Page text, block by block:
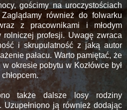
gościmy na uroczystościach
również do folwarku
z pracownikami i młodym
rolniczej profesji. Uwagę zwraca
i skrupulatność z jaką autor
pałacu. Warto pamiętać, że
okresie pobytu w Kozłówce był
także dalsze losy rodziny
Uzupełniono ją również dodając